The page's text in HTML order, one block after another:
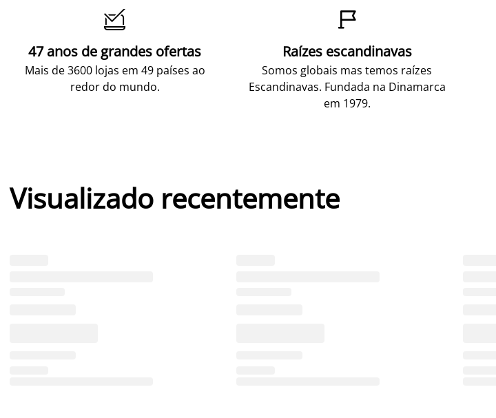

47 anos de grandes ofertas
Mais de 3600 lojas em 49 países ao
redor do mundo.

Raízes escandinavas
Somos globais mas temos raízes
Escandinavas. Fundada na Dinamarca
em 1979.
Visualizado recentemente